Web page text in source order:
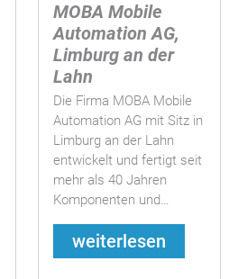
MOBA Mobile
Automation AG,
Limburg an der
Lahn
Die Firma MOBA Mobile
Automation AG mit Sitz in
Limburg an der Lahn
entwickelt und fertigt seit
mehr als 40 Jahren
Komponenten und…
weiterlesen